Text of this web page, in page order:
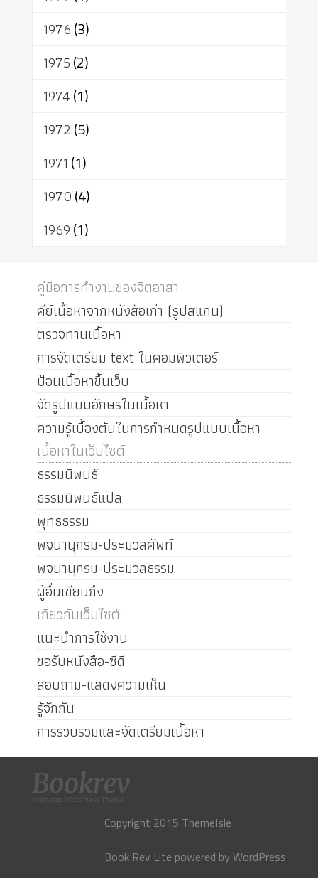
1976(3)
1975(2)
1974(1)
1972(5)
1971 (1)
1970(4)
1969(1)
คู่มือการทำงานของจิตอาสา
คีย์เนื้อหาจากหนังสือเก่า (รูปสแกน)
ตรวจทานเนื้อหา
การจัดเตรียม text ในคอมพิวเตอร์
ป้อนเนื้อหาขึ้นเว็บ
จัดรูปแบบอักษรในเนื้อหา
ความรู้เบื้องต้นในการกำหนดรูปแบบเนื้อหา
เนื้อหาในเว็บไซต์
ธรรมนิพนธ์
ธรรมนิพนธ์แปล
พุทธธรรม
พจนานุกรม-ประมวลศัพท์
พจนานุกรม-ประมวลธรรม
ผู้อื่นเขียนถึง
เกี่ยวกับเว็บไซต์
แนะนำการใช้งาน
ขอรับหนังสือ-ซีดี
สอบถาม-แสดงความเห็น
รู้จักกัน
การรวบรวมและจัดเตรียมเนื้อหา
Copyright 2015 ThemeIsle
Book Rev Lite powered byWordPress